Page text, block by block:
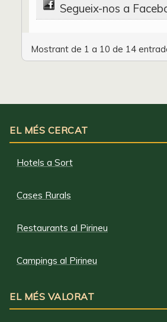
Segueix-nos a
Mostrant de 1 a 10 de 14
EL MÉS CERCAT
Hotels a Sort
Cases Rurals
Restaurants al Pirineu
Campings al Pirineu
EL MÉS VALORAT